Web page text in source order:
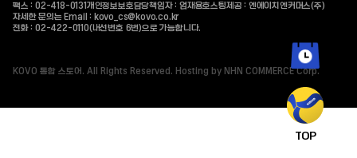
팩스 : 02-418-0131 개인정보보호담당책임자 : 엄재용호스팅제공 : 엔에이치엔커머스(주)
자세한 문의는 Email : kovo_cs@kovo.co.kr
전화 : 02-422-0110(내선번호 6번)으로 가능합니다.
KOVO 통합 스토어. All Rights Reserved. Hosting by NHN COMMERCE Corp.
TOP